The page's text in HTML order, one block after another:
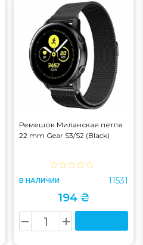
Ремешок Миланская петля
22 mm Gear S3/S2 (Black)
В НАЛИЧИИ 11531
194 ₴